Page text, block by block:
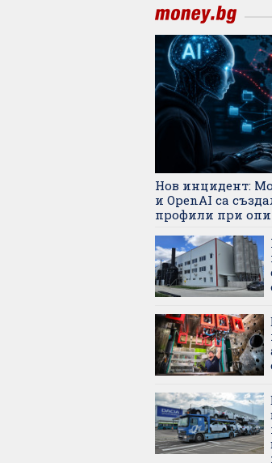
Нов инцидент:
и OpenAI са
профили при